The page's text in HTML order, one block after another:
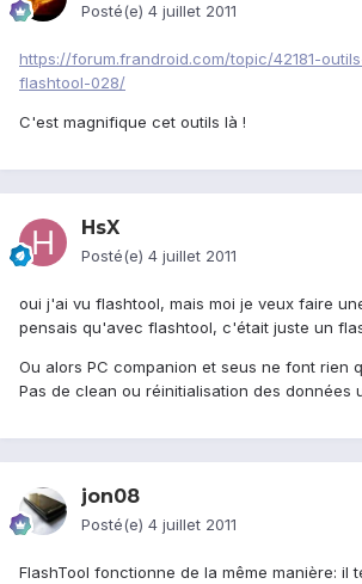
Posté(e) 4 juillet 2011
https://forum.frandroid.com/topic/42181-
flashtool-028/
C'est magnifique cet outils là !
HsX
Posté(e) 4 juillet 2011
oui j'ai vu flashtool, mais moi je veux faire
pensais qu'avec flashtool, c'était juste un
Ou alors PC companion et seus ne font rien
Pas de clean ou réinitialisation des données
jon08
Posté(e) 4 juillet 2011
FlashTool fonctionne de la même manière: il